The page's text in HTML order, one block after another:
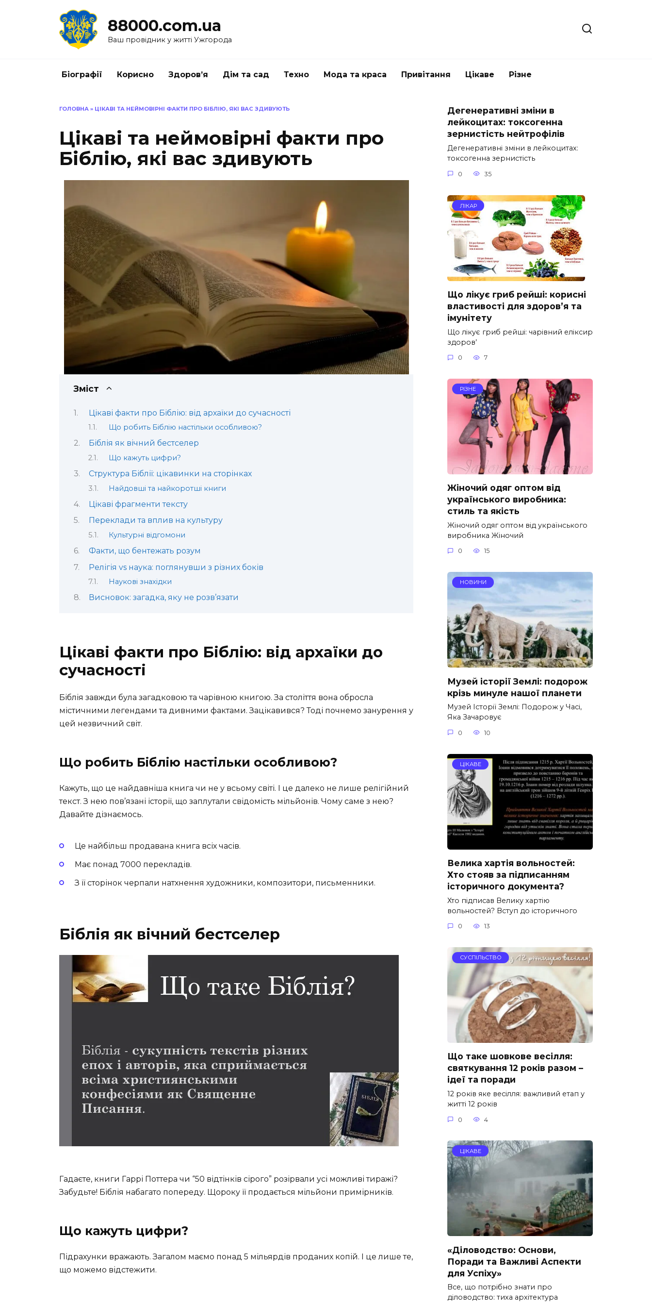
88000.com.ua
Ваш провідник у житті Ужгорода
Біографії Корисно Здоров’я Дім та сад Техно Мода та краса Привітання Цікаве Різне
ГОЛОВНА » ЦІКАВІ ТА НЕЙМОВІРНІ ФАКТИ ПРО БІБЛІЮ, ЯКІ ВАС ЗДИВУЮТЬ
Цікаві та неймовірні факти про
Біблію, які вас здивують
Зміст
Цікаві факти про Біблію: від архаїки до сучасності
Що робить Біблію настільки особливою?
Біблія як вічний бестселер
Що кажуть цифри?
Структура Біблії: цікавинки на сторінках
Найдовші та найкоротші книги
Цікаві фрагменти тексту
Переклади та вплив на культуру
Культурні відгомони
Факти, що бентежать розум
Релігія vs наука: поглянувши з різних боків
Наукові знахідки
Висновок: загадка, яку не розв’язати
Цікаві факти про Біблію: від архаїки до
сучасності
Біблія завжди була загадковою та чарівною книгою. За століття вона обросла
містичними легендами та дивними фактами. Зацікавився? Тоді почнемо занурення у
цей незвичний світ.
Що робить Біблію настільки особливою?
Кажуть, що це найдавніша книга чи не у всьому світі. І це далеко не лише релігійний
текст. З нею пов’язані історії, що заплутали свідомість мільйонів. Чому саме з нею?
Давайте дізнаємось.
Це найбільш продавана книга всіх часів.
Має понад 7000 перекладів.
З її сторінок черпали натхнення художники, композитори, письменники.
Біблія як вічний бестселер
Гадаєте, книги Гаррі Поттера чи “50 відтінків сірого” розірвали усі можливі тиражі?
Забудьте! Біблія набагато попереду. Щороку її продається мільйони примірників.
Що кажуть цифри?
Підрахунки вражають. Загалом маємо понад 5 мільярдів проданих копій. І це лише те,
що можемо відстежити.
Дегенеративні зміни в
лейкоцитах: токсогенна
зернистість нейтрофілів
Дегенеративні зміни в лейкоцитах:
токсогенна зернистість
0 35
ЛІКАР
Що лікує гриб рейші: корисні
властивості для здоров’я та
імунітету
Що лікує гриб рейші: чарівний еліксир
здоров’
0 7
РІЗНЕ
Жіночий одяг оптом від
українського виробника:
стиль та якість
Жіночий одяг оптом від українського
виробника Жіночий
0 15
НОВИНИ
Музей історії Землі: подорож
крізь минуле нашої планети
Музей Історії Землі: Подорож у Часі,
Яка Зачаровує
0 10
ЦІКАВЕ
Велика хартія вольностей:
Хто стояв за підписанням
історичного документа?
Хто підписав Велику хартію
вольностей? Вступ до історичного
0 13
СУСПІЛЬСТВО
Що таке шовкове весілля:
святкування 12 років разом –
ідеї та поради
12 років яке весілля: важливий етап у
житті 12 років
0 4
ЦІКАВЕ
«Діловодство: Основи,
Поради та Важливі Аспекти
для Успіху»
Все, що потрібно знати про
діловодство: тиха архітектура